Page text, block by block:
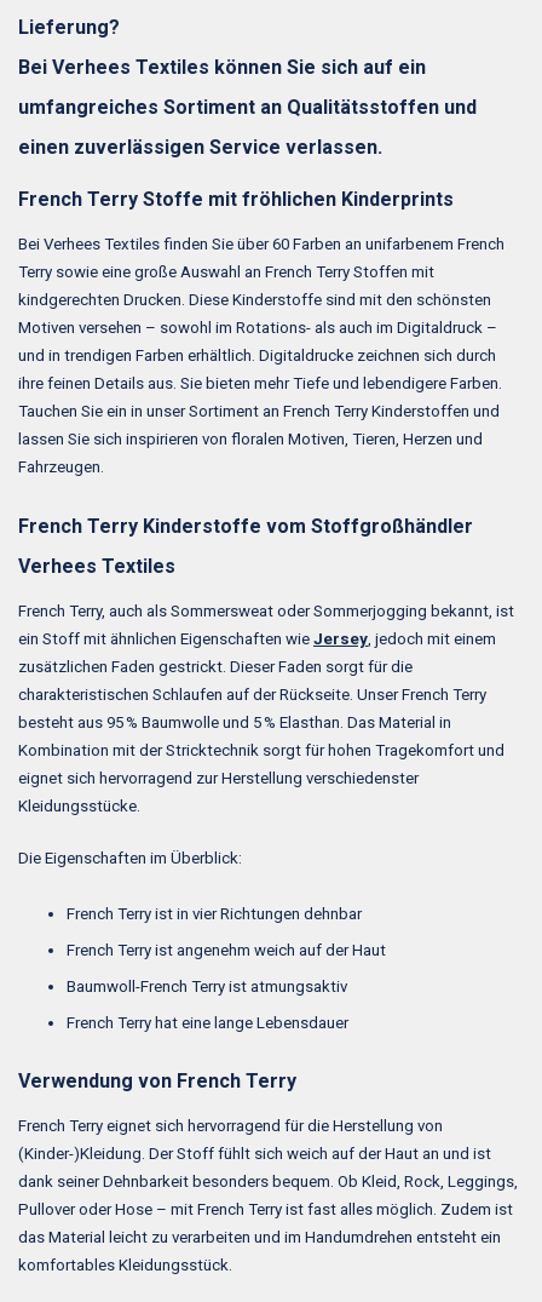
Lieferung?
Bei Verhees Textiles können Sie sich auf ein
umfangreiches Sortiment an Qualitätsstoffen und
einen zuverlässigen Service verlassen.
French Terry Stoffe mit fröhlichen Kinderprints
Bei Verhees Textiles finden Sie über 60 Farben an unifarbenem French
Terry sowie eine große Auswahl an French Terry Stoffen mit
kindgerechten Drucken. Diese Kinderstoffe sind mit den schönsten
Motiven versehen – sowohl im Rotations- als auch im Digitaldruck –
und in trendigen Farben erhältlich. Digitaldrucke zeichnen sich durch
ihre feinen Details aus. Sie bieten mehr Tiefe und lebendigere Farben.
Tauchen Sie ein in unser Sortiment an French Terry Kinderstoffen und
lassen Sie sich inspirieren von floralen Motiven, Tieren, Herzen und
Fahrzeugen.
French Terry Kinderstoffe vom Stoffgroßhändler
Verhees Textiles
French Terry, auch als Sommersweat oder Sommerjogging bekannt, ist
ein Stoff mit ähnlichen Eigenschaften wie Jersey, jedoch mit einem
zusätzlichen Faden gestrickt. Dieser Faden sorgt für die
charakteristischen Schlaufen auf der Rückseite. Unser French Terry
besteht aus 95 % Baumwolle und 5 % Elasthan. Das Material in
Kombination mit der Stricktechnik sorgt für hohen Tragekomfort und
eignet sich hervorragend zur Herstellung verschiedenster
Kleidungsstücke.
Die Eigenschaften im Überblick:
French Terry ist in vier Richtungen dehnbar
French Terry ist angenehm weich auf der Haut
Baumwoll-French Terry ist atmungsaktiv
French Terry hat eine lange Lebensdauer
Verwendung von French Terry
French Terry eignet sich hervorragend für die Herstellung von
(Kinder-)Kleidung. Der Stoff fühlt sich weich auf der Haut an und ist
dank seiner Dehnbarkeit besonders bequem. Ob Kleid, Rock, Leggings,
Pullover oder Hose – mit French Terry ist fast alles möglich. Zudem ist
das Material leicht zu verarbeiten und im Handumdrehen entsteht ein
komfortables Kleidungsstück.